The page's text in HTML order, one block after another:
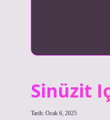
Sinüzit
Tarih: Ocak 6, 2025